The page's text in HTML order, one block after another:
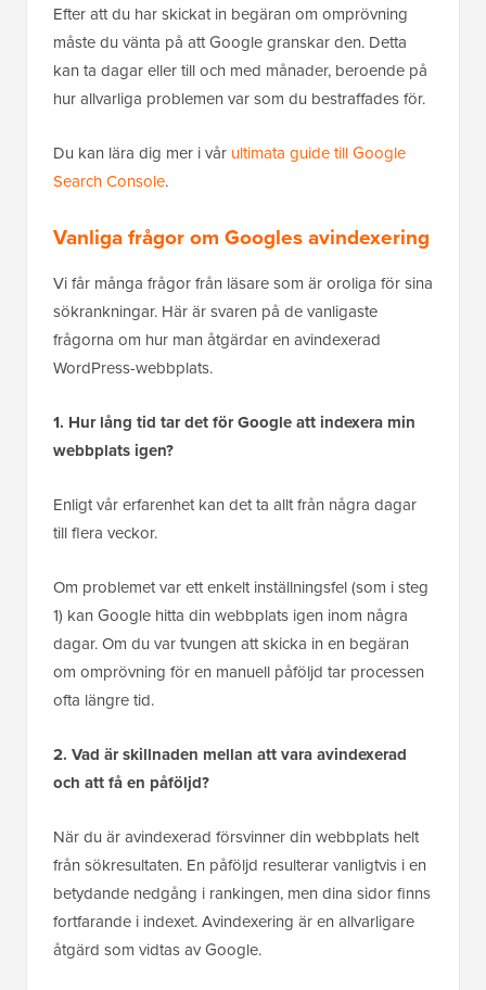
Efter att du har skickat in begäran om omprövning
måste du vänta på att Google granskar den. Detta
kan ta dagar eller till och med månader, beroende på
hur allvarliga problemen var som du bestraffades för.
Du kan lära dig mer i vår ultimata guide till Google
Search Console.
Vanliga frågor om Googles avindexering
Vi får många frågor från läsare som är oroliga för sina
sökrankningar. Här är svaren på de vanligaste
frågorna om hur man åtgärdar en avindexerad
WordPress-webbplats.
1. Hur lång tid tar det för Google att indexera min
webbplats igen?
Enligt vår erfarenhet kan det ta allt från några dagar
till flera veckor.
Om problemet var ett enkelt inställningsfel (som i steg
1) kan Google hitta din webbplats igen inom några
dagar. Om du var tvungen att skicka in en begäran
om omprövning för en manuell påföljd tar processen
ofta längre tid.
2. Vad är skillnaden mellan att vara avindexerad
och att få en påföljd?
När du är avindexerad försvinner din webbplats helt
från sökresultaten. En påföljd resulterar vanligtvis i en
betydande nedgång i rankingen, men dina sidor finns
fortfarande i indexet. Avindexering är en allvarligare
åtgärd som vidtas av Google.